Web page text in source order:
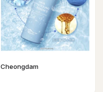
Cheongdam